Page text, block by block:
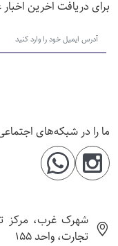
برای دریافت اخرین
ما را در شبکه‌های
شهرک غرب، مرکز
تجارت، واحد 155